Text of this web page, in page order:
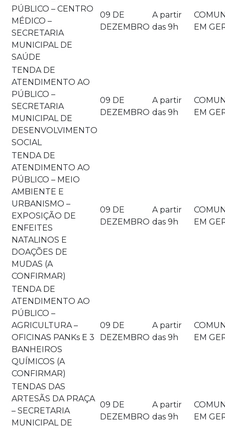
PÚBLICO – CENTRO
MÉDICO –
SECRETARIA
MUNICIPAL DE
SAÚDE
09 DE
DEZEMBRO
A partir
das 9h
EM
TENDA DE
ATENDIMENTO AO
PÚBLICO –
SECRETARIA
MUNICIPAL DE
DESENVOLVIMENTO
SOCIAL
09 DE
DEZEMBRO
A partir
das 9h
EM
TENDA DE
ATENDIMENTO AO
PÚBLICO – MEIO
AMBIENTE E
URBANISMO –
EXPOSIÇÃO DE
ENFEITES
NATALINOS E
DOAÇÕES DE
MUDAS (A
CONFIRMAR)
09 DE
DEZEMBRO
A partir
das 9h
EM
TENDA DE
ATENDIMENTO AO
PÚBLICO –
AGRICULTURA –
OFICINAS PANKs E 3
BANHEIROS
QUÍMICOS (A
CONFIRMAR)
09 DE
DEZEMBRO
A partir
das 9h
EM
TENDAS DAS
ARTESÃS DA PRAÇA
– SECRETARIA
MUNICIPAL DE
09 DE
DEZEMBRO
A partir
das 9h
EM